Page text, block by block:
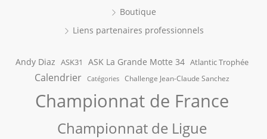
Boutique
Liens partenaires professionnels
Andy Diaz ASK31 ASK La Grande Motte 34 Atlantic Trophée
Calendrier Catégories Challenge Jean-Claude Sanchez
Championnat de France
Championnat de Ligue